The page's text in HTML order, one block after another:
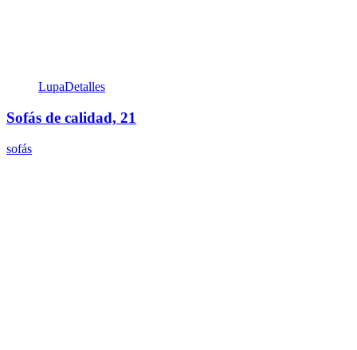
LupaDetalles
Sofás de calidad, 21
sofás